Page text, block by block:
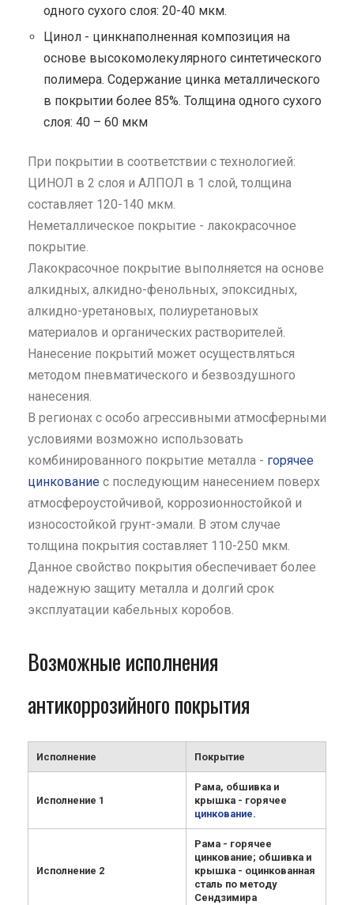
одного сухого слоя: 20-40 мкм.
Цинол - цинкнаполненная композиция на
основе высокомолекулярного синтетического
полимера. Содержание цинка металлического
в покрытии более 85%. Толщина одного сухого
слоя: 40 – 60 мкм
При покрытии в соответствии с технологией:
ЦИНОЛ в 2 слоя и АЛПОЛ в 1 слой, толщина
составляет 120-140 мкм.
Неметаллическое покрытие - лакокрасочное
покрытие.
Лакокрасочное покрытие выполняется на основе
алкидных, алкидно-фенольных, эпоксидных,
алкидно-уретановых, полиуретановых
материалов и органических растворителей.
Нанесение покрытий может осуществляться
методом пневматического и безвоздушного
нанесения.
В регионах с особо агрессивными атмосферными
условиями возможно использовать
комбинированного покрытие металла - горячее
цинкование с последующим нанесением поверх
атмосфероустойчивой, коррозионностойкой и
износостойкой грунт-эмали. В этом случае
толщина покрытия составляет 110-250 мкм.
Данное свойство покрытия обеспечивает более
надежную защиту металла и долгий срок
эксплуатации кабельных коробов.
Возможные исполнения
антикоррозийного покрытия
Исполнение Покрытие
Исполнение 1
Рама, обшивка и
крышка - горячее
цинкование.
Исполнение 2
Рама - горячее
цинкование; обшивка и
крышка - оцинкованная
сталь по методу
Сендзимира